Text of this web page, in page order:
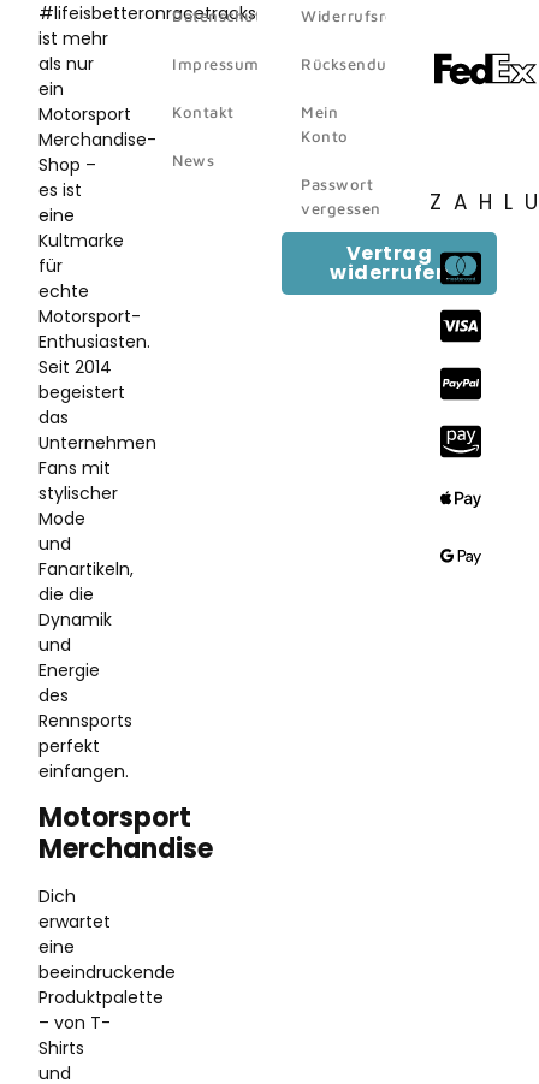
#lifeisbetteronracetracks
ist mehr
als nur
ein
Motorsport
Merchandise-
Shop –
es ist
eine
Kultmarke
für
echte
Motorsport-
Enthusiasten.
Seit 2014
begeistert
das
Unternehmen
Fans mit
stylischer
Mode
und
Fanartikeln,
die die
Dynamik
und
Energie
des
Rennsports
perfekt
einfangen.
Motorsport
Merchandise
Dich
erwartet
eine
beeindruckende
Produktpalette
– von T-
Shirts
und
Datenschutz
Impressum
Kontakt
News
Widerrufsrecht
Rücksendungen
Mein
Konto
Passwort
vergessen
Vertrag
widerrufen